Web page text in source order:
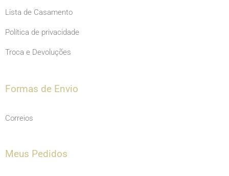
Lista de Casamento
Política de privacidade
Troca e Devoluções
Formas de Envio
Correios
Meus Pedidos